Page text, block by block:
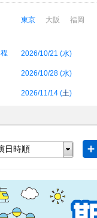
東京 大阪 福岡
2026/10/21 (水)
2026/10/28 (水)
2026/11/14 (土)